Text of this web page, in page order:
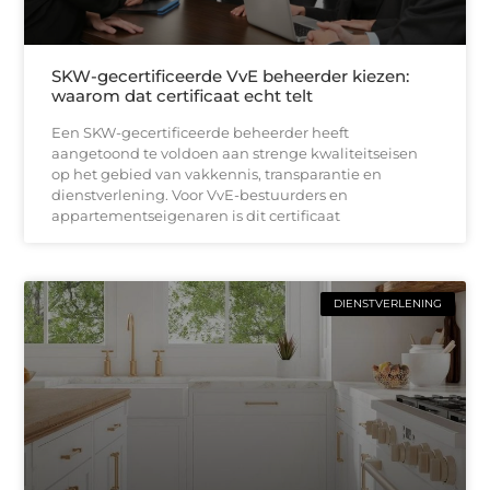
SKW-gecertificeerde VvE beheerder kiezen:
waarom dat certificaat echt telt
Een SKW-gecertificeerde beheerder heeft
aangetoond te voldoen aan strenge kwaliteitseisen
op het gebied van vakkennis, transparantie en
dienstverlening. Voor VvE-bestuurders en
appartementseigenaren is dit certificaat
DIENSTVERLENING